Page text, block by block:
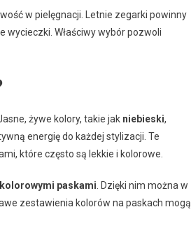
w pielęgnacji. Letnie zegarki powinny
wycieczki. Właściwy wybór pozwoli
żywe kolory, takie jak niebieski,
energię do każdej stylizacji. Te
które często są lekkie i kolorowe.
kolorowymi paskami . Dzięki nim można w
zestawienia kolorów na paskach mogą